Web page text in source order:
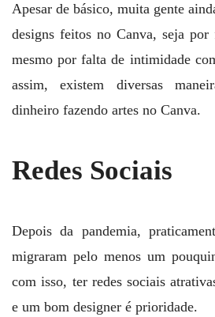
Apesar de básico, muita gente
designs feitos no Canva, seja
mesmo por falta de intimidade
assim, existem diversas
dinheiro fazendo artes no Canva.
Redes Sociais
Depois da pandemia,
migraram pelo menos um
com isso, ter redes sociais
e um bom designer é prioridade.